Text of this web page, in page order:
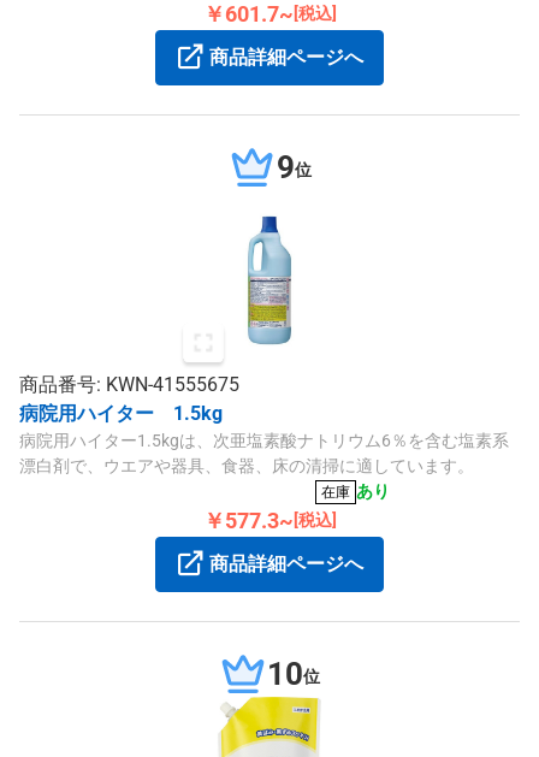
￥601.7~ [税込]
商品詳細ページへ
9位
商品番号: KWN-41555675
病院用ハイター 1.5kg
病院用ハイター1.5kgは、次亜塩素酸ナトリウム6％を含む塩素系
漂白剤で、ウエアや器具、食器、床の清掃に適しています。
在庫 あり
￥577.3~ [税込]
商品詳細ページへ
10位